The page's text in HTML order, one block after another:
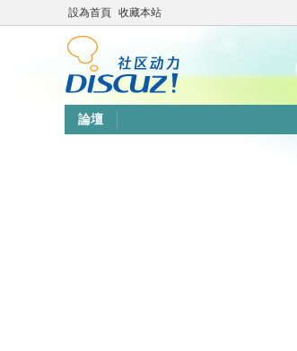
設為首頁 收藏本站
論壇